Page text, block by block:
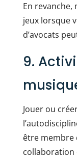
En
jeux lorsque
d’avocats
9.
Jouer ou
être membre
collaboration